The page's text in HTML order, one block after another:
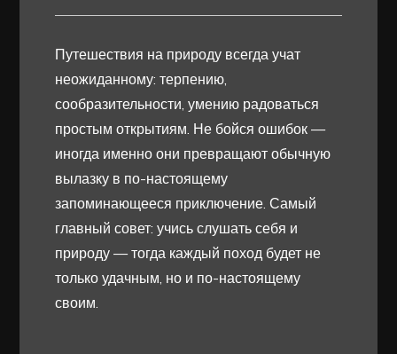
Путешествия на природу всегда учат
неожиданному: терпению,
сообразительности, умению радоваться
простым открытиям. Не бойся ошибок —
иногда именно они превращают обычную
вылазку в по-настоящему
запоминающееся приключение. Самый
главный совет: учись слушать себя и
природу — тогда каждый поход будет не
только удачным, но и по-настоящему
своим.